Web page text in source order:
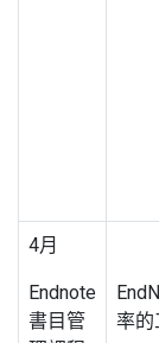
4月
Endnote
書目管
率的